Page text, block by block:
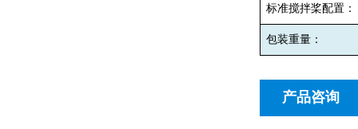
标准搅拌桨配置：
包装重量：
产品咨询